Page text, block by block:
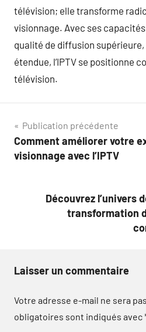
télévision; elle transforme
visionnage. Avec ses
qualité de diffusion
étendue, l’IPTV se positionne
télévision.
Navigation
de
Publication précédente
Comment améliorer votre
visionnage avec l’IPTV
Découvrez l’univers
transformation
Laisser un commentaire
Votre adresse e-mail ne sera
obligatoires sont indiqués avec